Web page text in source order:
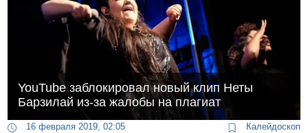
YouTube заблокировал новый клип Неты
Барзилай из-за жалобы на плагиат
16 февраля 2019, 02:05 Калейдоскоп